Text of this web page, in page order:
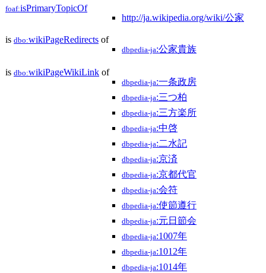
foaf:isPrimaryTopicOf
http://ja.wikipedia.org/wiki/公家
is dbo:wikiPageRedirects of
dbpedia-ja:公家貴族
is dbo:wikiPageWikiLink of
dbpedia-ja:一条政房
dbpedia-ja:三つ柏
dbpedia-ja:三方楽所
dbpedia-ja:中啓
dbpedia-ja:二水記
dbpedia-ja:京済
dbpedia-ja:京都代官
dbpedia-ja:会符
dbpedia-ja:使節遵行
dbpedia-ja:元日節会
dbpedia-ja:1007年
dbpedia-ja:1012年
dbpedia-ja:1014年